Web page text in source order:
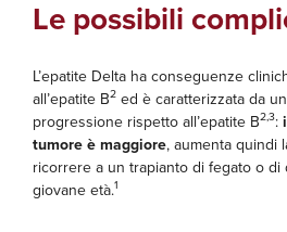
Le possibili
L’epatite Delta ha conseguenze
all’epatite B2 ed è caratterizzata da
progressione rispetto all’epatite B2,3:
tumore è maggiore, aumenta quindi
ricorrere a un trapianto di fegato o di
giovane età.1